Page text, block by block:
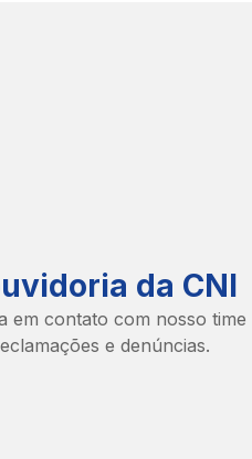
da CNI
em contato com nosso
e denúncias.